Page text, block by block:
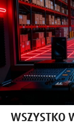
WSZYSTKO